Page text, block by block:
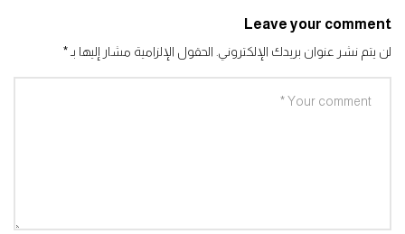
Leave your comment
لن يتم نشر عنوان بريدك الإلكتروني. الحقول الإلزامية مشار إليها بـ *